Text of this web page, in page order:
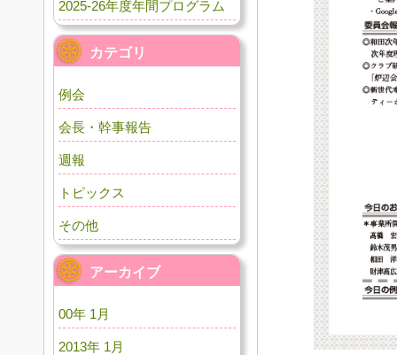
2025-26年度年間プログラム
カテゴリ
例会
会長・幹事報告
週報
トピックス
その他
アーカイブ
00年 1月
2013年 1月